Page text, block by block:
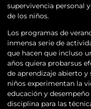
supervivencia personal
de los niños.
Los programas de
inmensa serie de
que hacen que incluso
años quiera probarsus
de aprendizaje abierto y
niños experimentan la
educación y
disciplina para las